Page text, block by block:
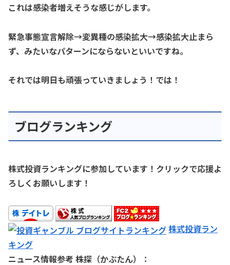
これは感染者増えそうな感じがします。
緊急事態宣言解除→変異種の感染拡大→感染拡大止まら
ず、みたいなパターンにならないといいですね。
それでは明日も頑張っていきましょう！では！
ブログランキング
株式投資ランキングに参加しています！クリックで応援よ
ろしくお願いします！
株式投資ラン
キング
ニュース情報参考 株探（かぶたん）：